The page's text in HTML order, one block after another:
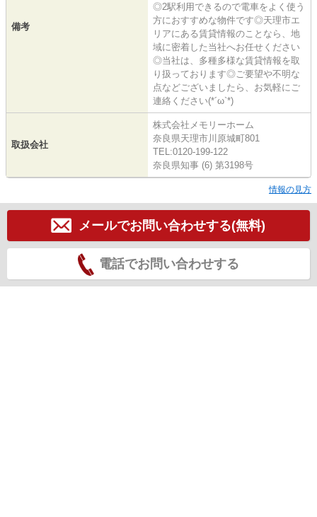
備考
◎2駅利用できるので電車をよく使う
方におすすめな物件です◎天理市エ
リアにある賃貸情報のことなら、地
域に密着した当社へお任せください
◎当社は、多種多様な賃貸情報を取
り扱っております◎ご要望や不明な
点などございましたら、お気軽にご
連絡ください(*´ω`*)
取扱会社
株式会社メモリーホーム
奈良県天理市川原城町801
TEL:0120-199-122
奈良県知事 (6) 第3198号
情報の見方
メールでお問い合わせする(無料)
電話でお問い合わせする